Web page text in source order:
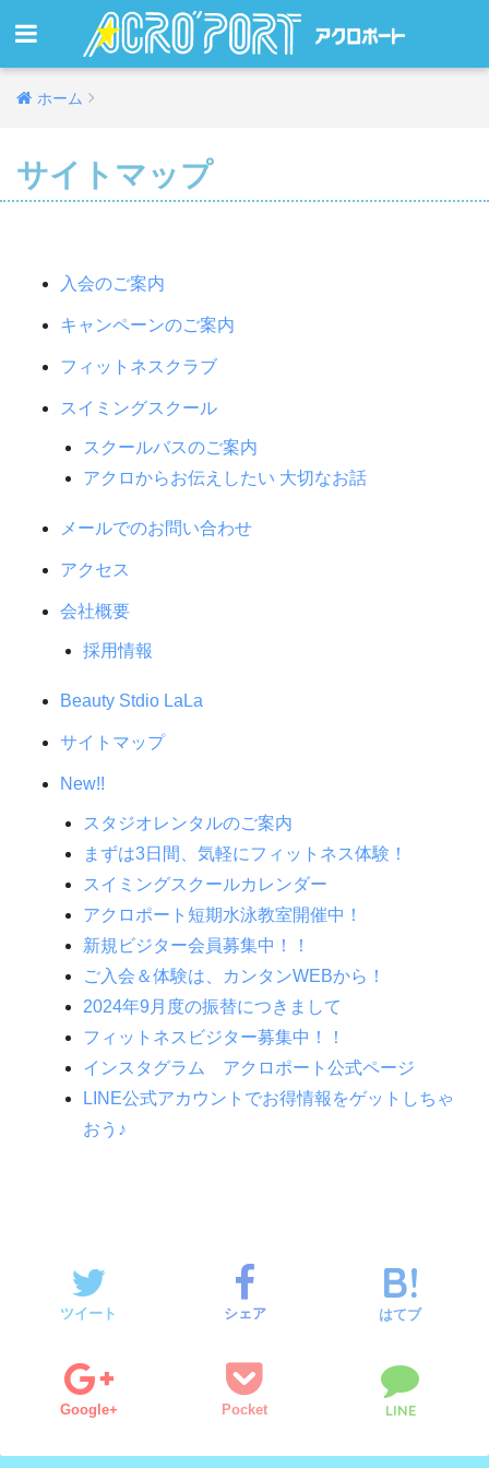
ホーム
サイトマップ
入会のご案内
キャンペーンのご案内
フィットネスクラブ
スイミングスクール
スクールバスのご案内
アクロからお伝えしたい 大切なお話
メールでのお問い合わせ
アクセス
会社概要
採用情報
Beauty Stdio LaLa
サイトマップ
New!!
スタジオレンタルのご案内
まずは3日間、気軽にフィットネス体験！
スイミングスクールカレンダー
アクロポート短期水泳教室開催中！
新規ビジター会員募集中！！
ご入会＆体験は、カンタンWEBから！
2024年9月度の振替につきまして
フィットネスビジター募集中！！
インスタグラム アクロポート公式ページ
LINE公式アカウントでお得情報をゲットしちゃ
おう♪
ツイート シェア はてブ
Google+ Pocket LINE